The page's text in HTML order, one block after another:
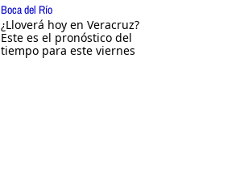
Boca del Río
¿Lloverá hoy en Veracruz?
Este es el pronóstico del
tiempo para este viernes